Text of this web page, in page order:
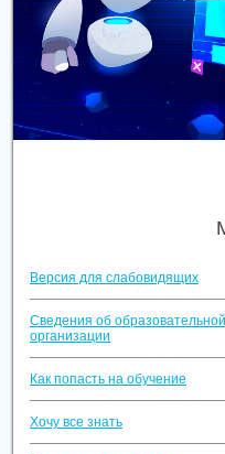
Версия для слабовидящих
Сведения об образовательной
организации
Как попасть на обучение
Хочу все знать